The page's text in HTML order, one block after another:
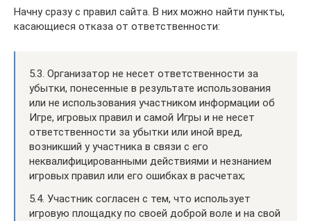
Начну сразу с правил сайта. В них можно найти пункты,
касающиеся отказа от ответственности:
5.3. Организатор не несет ответственности за
убытки, понесенные в результате использования
или не использования участником информации об
Игре, игровых правил и самой Игры и не несет
ответственности за убытки или иной вред,
возникший у участника в связи с его
неквалифицированными действиями и незнанием
игровых правил или его ошибках в расчетах;
5.4. Участник согласен с тем, что использует
игровую площадку по своей доброй воле и на свой